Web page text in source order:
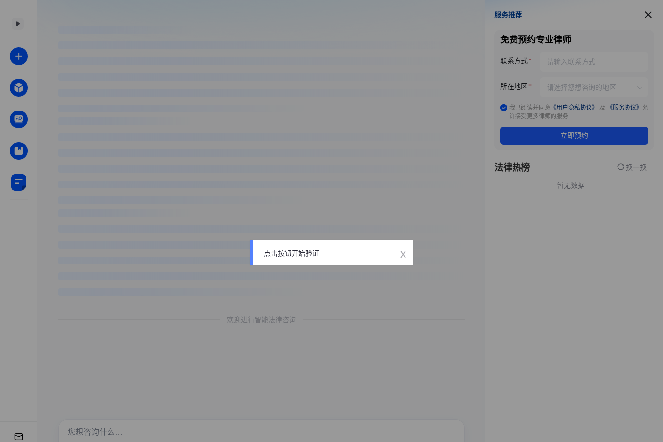
欢迎进行智能法律咨询
服务推荐
服务推荐
免费预约专业律师
联系方式
所在地区
我已阅读并同意 《用户隐私协议》 及 《服务协议》 允
许接受更多律师的服务
立即预约
法律热榜 换一换
暂无数据
点击按钮开始验证 x